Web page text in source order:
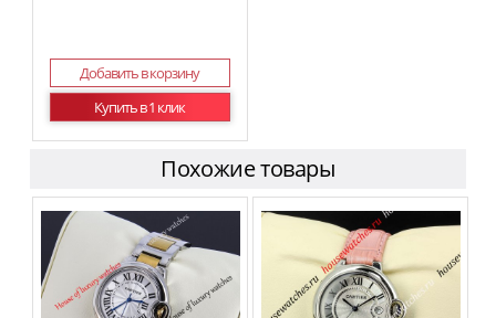
Добавить в корзину
Купить в 1 клик
Похожие товары